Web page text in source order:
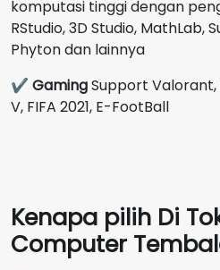
komputasi tinggi dengan
RStudio, 3D Studio, MathLab,
Phyton dan lainnya
✔ GamingSupport Valorant,
V, FIFA 2021, E-FootBall
Kenapa pilih Di
Computer